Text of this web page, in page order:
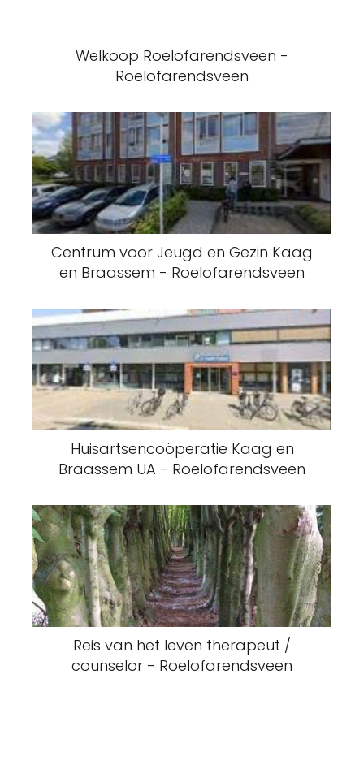
Welkoop Roelofarendsveen -
Roelofarendsveen
Centrum voor Jeugd en Gezin Kaag
en Braassem - Roelofarendsveen
Huisartsencoöperatie Kaag en
Braassem UA - Roelofarendsveen
Reis van het leven therapeut /
counselor - Roelofarendsveen